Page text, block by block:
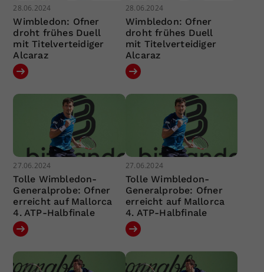
28.06.2024
Wimbledon: Ofner
droht frühes Duell
mit Titelverteidiger
Alcaraz
28.06.2024
Wimbledon: Ofner
droht frühes Duell
mit Titelverteidiger
Alcaraz
27.06.2024
Tolle Wimbledon-
Generalprobe: Ofner
erreicht auf Mallorca
4. ATP-Halbfinale
27.06.2024
Tolle Wimbledon-
Generalprobe: Ofner
erreicht auf Mallorca
4. ATP-Halbfinale